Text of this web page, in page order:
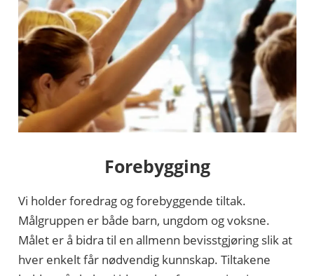
Forebygging
Vi holder foredrag og forebyggende tiltak.
Målgruppen er både barn, ungdom og voksne.
Målet er å bidra til en allmenn bevisstgjøring slik at
hver enkelt får nødvendig kunnskap. Tiltakene